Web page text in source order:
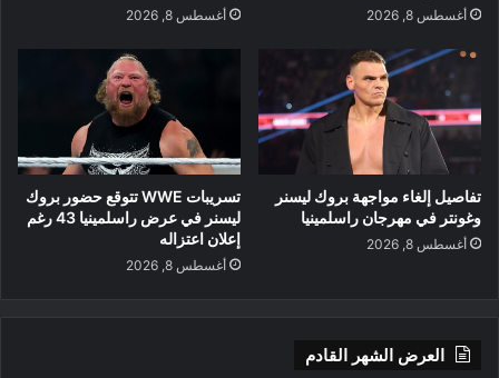
أغسطس 8, 2026 أغسطس 8, 2026
تفاصيل إلغاء مواجهة بروك ليسنر
وغونتر في مهرجان راسلمينيا
أغسطس 8, 2026
تسريبات WWE تتوقع حضور بروك
ليسنر في عرض راسلمينيا 43 رغم
إعلان اعتزاله
أغسطس 8, 2026
العرض الشهر القادم